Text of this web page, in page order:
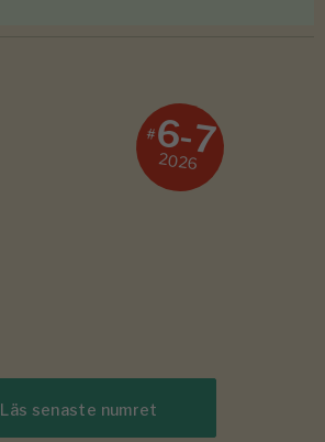
#6-7
2026
Läs senaste numret